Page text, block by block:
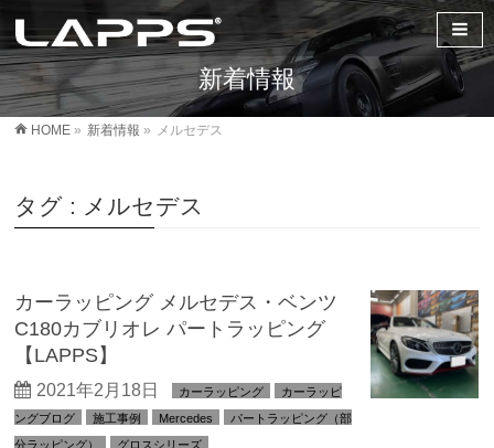
新着情報
HOME » 新着情報 » メルセデス
タグ : メルセデス
カーラッピング メルセデス・ベンツ
C180カブリオレ パートラッピング
【LAPPS】
2021年2月18日 カーラッピング
カーラッピ
ングブログ
施工事例 Mercedes
パートラッピング（部
分ラッピング）
グロスシリーズ